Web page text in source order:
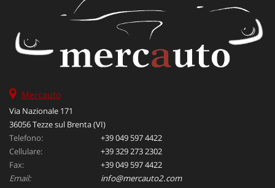
Mercauto
Via Nazionale 171
36056 Tezze sul Brenta (VI)
Telefono:
+39 049 597 4422
Cellulare:
+39 329 273 2302
Fax:
+39 049 597 4422
Email:
info@mercauto2.com